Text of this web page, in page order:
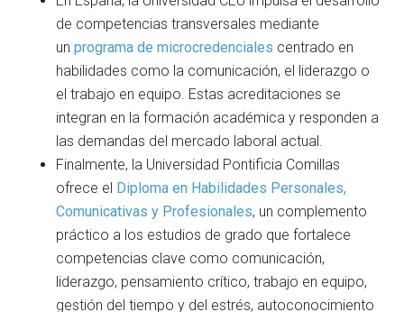
de competencias transversales mediante
unprograma de microcredenciales centrado en
habilidades como la comunicación, el liderazgo o
el trabajo en equipo. Estas acreditaciones se
integran en la formación académica y responden a
las demandas del mercado laboral actual.
Finalmente, la Universidad Pontificia Comillas
ofrece el Diploma en Habilidades Personales,
Comunicativas y Profesionales, un complemento
práctico a los estudios de grado que fortalece
competencias clave como comunicación,
liderazgo, pensamiento crítico, trabajo en equipo,
gestión del tiempo y del estrés, autoconocimiento